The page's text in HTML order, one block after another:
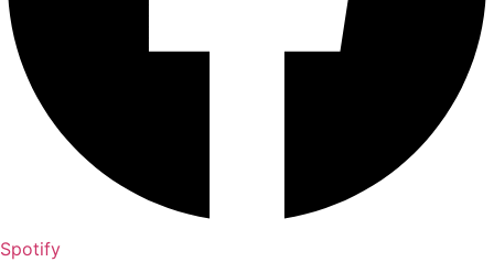
Spotify